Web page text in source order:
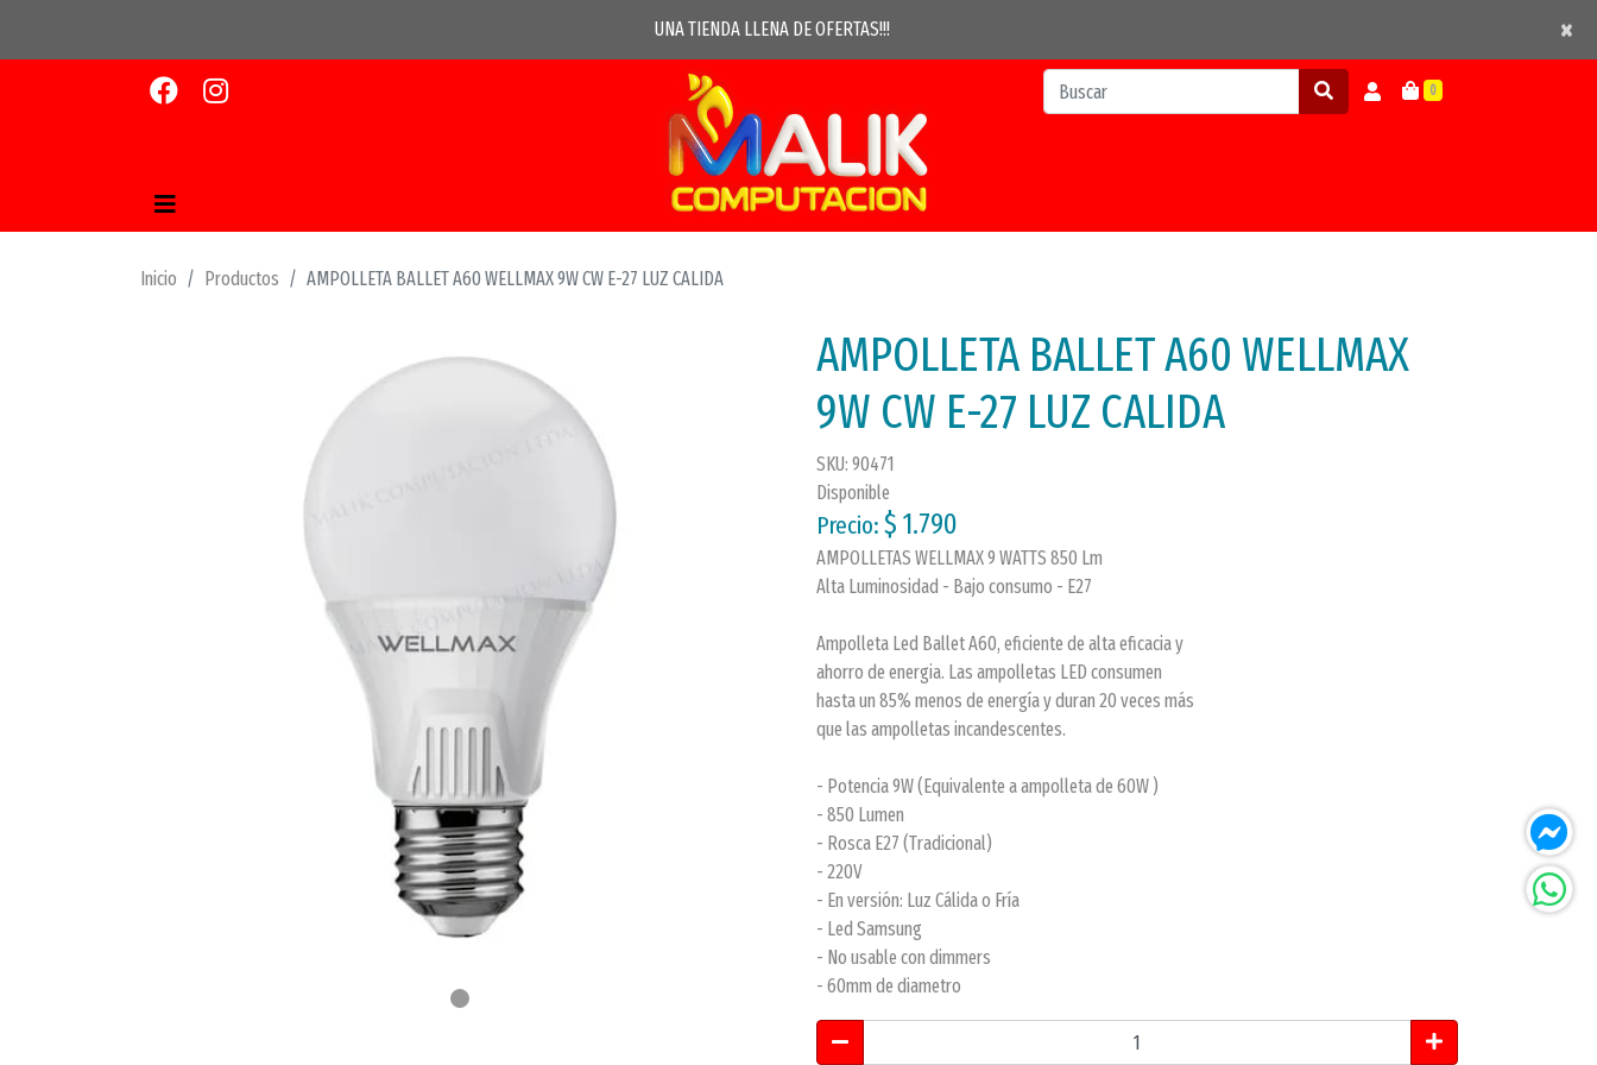
UNA TIENDA LLENA DE OFERTAS!!! ×
×
0
Inicio Productos AMPOLLETA BALLET A60 WELLMAX 9W CW E-27 LUZ CALIDA
AMPOLLETA BALLET A60 WELLMAX
9W CW E-27 LUZ CALIDA
SKU: 90471
Disponible
Precio: $ 1.790
AMPOLLETAS WELLMAX 9 WATTS 850 Lm
Alta Luminosidad - Bajo consumo - E27
Ampolleta Led Ballet A60, eficiente de alta eficacia y
ahorro de energia. Las ampolletas LED consumen
hasta un 85% menos de energía y duran 20 veces más
que las ampolletas incandescentes.
- Potencia 9W (Equivalente a ampolleta de 60W )
- 850 Lumen
- Rosca E27 (Tradicional)
- 220V
- En versión: Luz Cálida o Fría
- Led Samsung
- No usable con dimmers
- 60mm de diametro